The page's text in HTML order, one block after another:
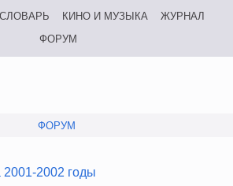
СЛОВАРЬ КИНО И МУЗЫКА
ЖУРНАЛ
ФОРУМ
ФОРУМ
2002 годы